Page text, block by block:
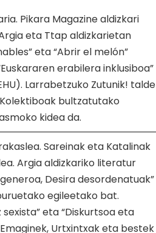
Pikara Magazine aldizkari
eta Ttap aldizkarietan
eta “Abrir el melón”
erabilera inklusiboa”
Larrabetzuko Zutunik! talde
bultzatutako
kidea da.
Sareinak eta Katalinak
Argia aldizkariko literatur
Desira desordenatuak”
egileetako bat.
eta “Diskurtsoa eta
Urtxintxak eta bestek